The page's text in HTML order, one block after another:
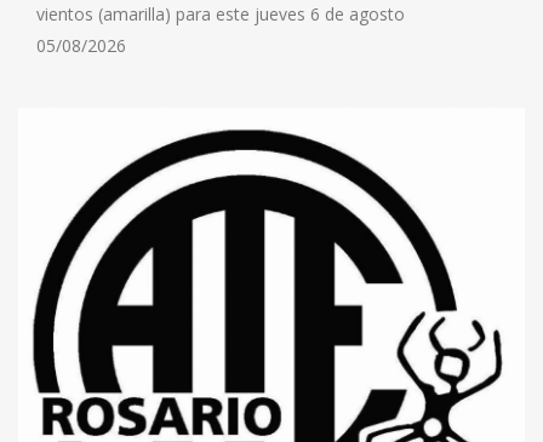
vientos (amarilla) para este jueves 6 de agosto
05/08/2026